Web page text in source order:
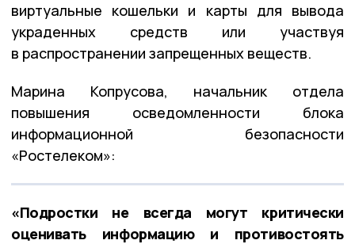
виртуальные кошельки и карты для вывода
украденных средств или участвуя
в распространении запрещенных веществ.
Марина Копрусова, начальник отдела
повышения осведомленности блока
информационной безопасности
«Ростелеком»:
«Подростки не всегда могут критически
оценивать информацию и противостоять